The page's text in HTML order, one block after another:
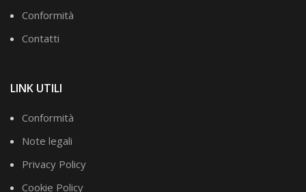
Conformità
Contatti
LINK UTILI
Conformità
Note legali
Privacy Policy
Cookie Policy